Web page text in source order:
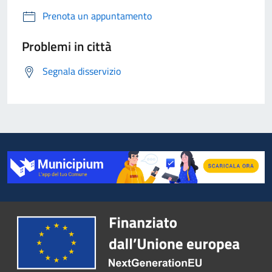
Prenota un appuntamento
Problemi in città
Segnala disservizio